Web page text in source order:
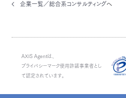
企業一覧／総合系コンサルティングへ
AXIS Agentは、
プライバシーマーク使用許諾事業者とし
て認定されています。